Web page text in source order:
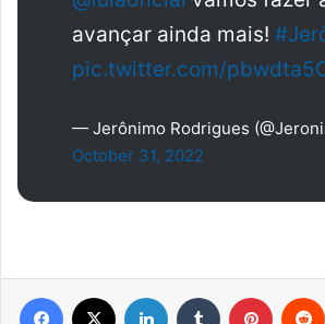
avançar ainda mais!
pic.twitter.com/
— Jerônimo Rodrigues
October 31, 2022
Facebook Linkedin Tumblr Pinterest